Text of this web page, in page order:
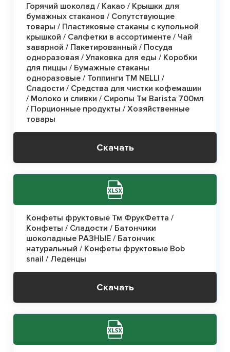
Горячий шоколад / Какао / Крышки для
бумажных стаканов / Сопутствующие
товары / Пластиковые стаканы с купольной
крышкой / Салфетки в ассортименте / Чай
заварной / Пакетированный / Посуда
одноразовая / Упаковка для еды / Коробки
для пиццы / Бумажные стаканы
одноразовые / Топпинги ТМ NELLI /
Сладости / Средства для чистки кофемашин
/ Молоко и сливки / Сиропы Тм Barista 700мл
/ Порционные продукты / Хозяйственные
товары
Скачать
Конфеты фруктовые Тм ФрукФетта /
Конфеты / Сладости / Батончики
шоколадные РАЗНЫЕ / Батончик
натуральный / Конфеты фруктовые Bob
snail / Леденцы
Скачать